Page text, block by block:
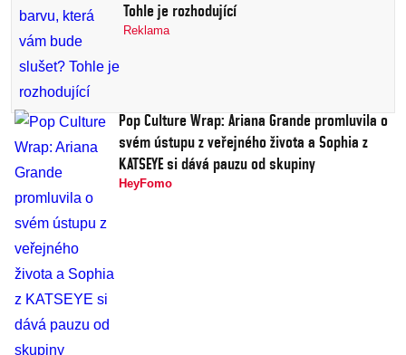
Tohle je rozhodující
Reklama
Pop Culture Wrap: Ariana Grande promluvila o
svém ústupu z veřejného života a Sophia z
KATSEYE si dává pauzu od skupiny
HeyFomo